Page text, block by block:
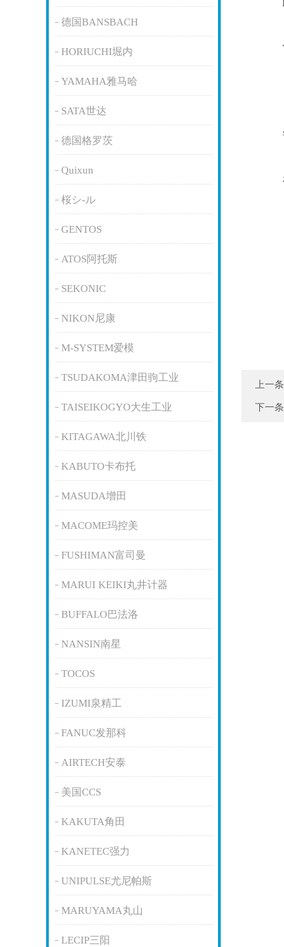
德国BANSBACH
HORIUCHI堀内
YAMAHA雅马哈
SATA世达
德国格罗茨
Quixun
桜シ-ル
GENTOS
ATOS阿托斯
SEKONIC
NIKON尼康
M-SYSTEM爱模
TSUDAKOMA津田驹工业
TAISEIKOGYO大生工业
KITAGAWA北川铁
KABUTO卡布托
MASUDA增田
MACOME玛控美
FUSHIMAN富司曼
MARUI KEIKI丸井计器
BUFFALO巴法洛
NANSIN南星
TOCOS
IZUMI泉精工
FANUC发那科
AIRTECH安泰
美国CCS
KAKUTA角田
KANETEC强力
UNIPULSE尤尼帕斯
MARUYAMA丸山
LECIP三阳
上一条
下一条